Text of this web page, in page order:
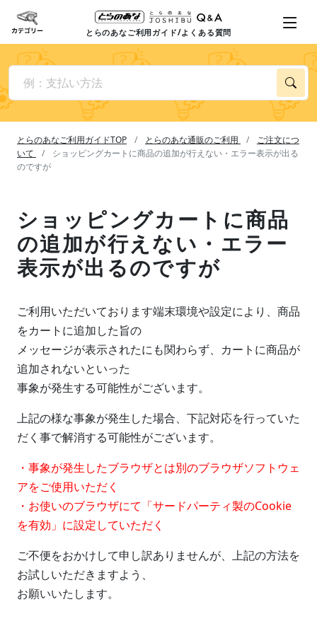
とらのあなご利用ガイド/よくある質問
とらのあなご利用ガイドTOP とらのあな通販のご利用
ご注文につ
いて
ショッピングカートに商品の追加が行えない・エラー表示が出る
のですが
ショッピングカートに商品
の追加が行えない・エラー
表示が出るのですが
ご利用いただいております端末環境や設定により、商品
をカートに追加した旨の
メッセージが表示されたにも関わらず、カートに商品が
追加されないといった
事象が発生する可能性がございます。
上記の様な事象が発生した場合、下記対応を行っていた
だく事で解消する可能性がございます。
・事象が発生したブラウザとは別のブラウザソフトウェ
アをご使用いただく
・お使いのブラウザにて「サードパーティ製のCookie
を有効」に設定していただく
ご不便をおかけして申し訳ありませんが、上記の方法を
お試しいただきますよう、
お願いいたします。